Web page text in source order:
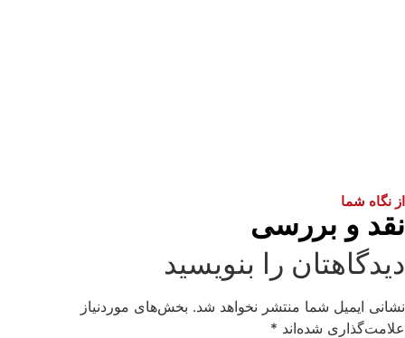
از نگاه شما
نقد و بررسی
دیدگاهتان را بنویسید
نشانی ایمیل شما منتشر نخواهد شد. بخش‌های موردنیاز
علامت‌گذاری شده‌اند *